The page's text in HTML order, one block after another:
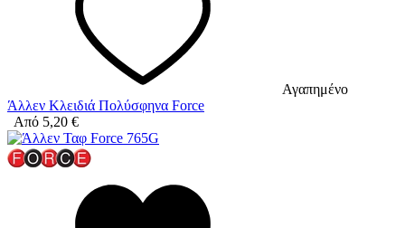
Αγαπημένο
Άλλεν Κλειδιά Πολύσφηνα Force
Από 5,20 €